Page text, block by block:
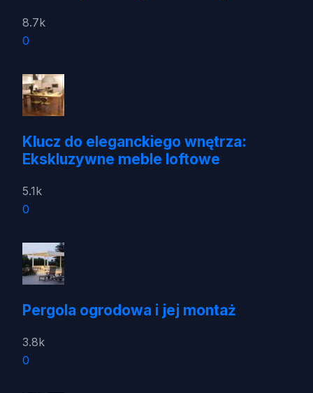
8.7k
0
Klucz do eleganckiego wnętrza:
Ekskluzywne meble loftowe
5.1k
0
Pergola ogrodowa i jej montaż
3.8k
0